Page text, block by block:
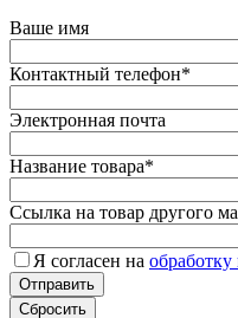
Ваше имя
Контактный телефон*
Электронная почта
Название товара*
Ссылка на товар другого
Я согласен на